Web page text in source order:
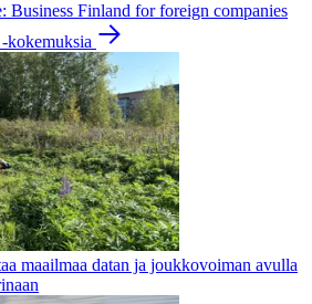
Business Finland for foreign companies
kokemuksia
maailmaa datan ja joukkovoiman avulla